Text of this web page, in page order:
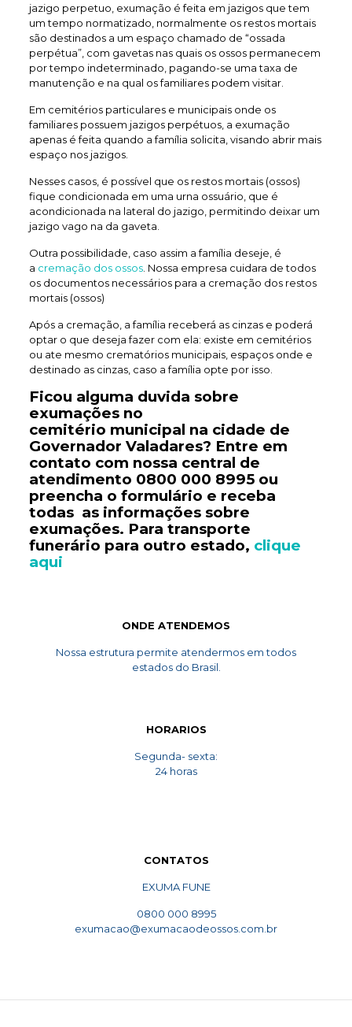
jazigo perpetuo, exumação é feita em jazigos que tem
um tempo normatizado, normalmente os restos mortais
são destinados a um espaço chamado de “ossada
perpétua”, com gavetas nas quais os ossos permanecem
por tempo indeterminado, pagando-se uma taxa de
manutenção e na qual os familiares podem visitar.
Em cemitérios particulares e municipais onde os
familiares possuem jazigos perpétuos, a exumação
apenas é feita quando a família solicita, visando abrir mais
espaço nos jazigos.
Nesses casos, é possível que os restos mortais (ossos)
fique condicionada em uma urna ossuário, que é
acondicionada na lateral do jazigo, permitindo deixar um
jazigo vago na da gaveta.
Outra possibilidade, caso assim a família deseje, é
a cremação dos ossos. Nossa empresa cuidara de todos
os documentos necessários para a cremação dos restos
mortais (ossos)
Após a cremação, a família receberá as cinzas e poderá
optar o que deseja fazer com ela: existe em cemitérios
ou ate mesmo crematórios municipais, espaços onde e
destinado as cinzas, caso a família opte por isso.
Ficou alguma duvida sobre
exumações no
cemitério municipal na cidade de
Governador Valadares? Entre em
contato com nossa central de
atendimento 0800 000 8995ou
preencha o formulário e receba
todas as informações sobre
exumações. Para transporte
funerário para outro estado, clique
aqui
ONDE ATENDEMOS
Nossa estrutura permite atendermos em todos
estados do Brasil.
HORARIOS
Segunda- sexta:
24 horas
CONTATOS
EXUMA FUNE
0800 000 8995
exumacao@exumacaodeossos.com.br